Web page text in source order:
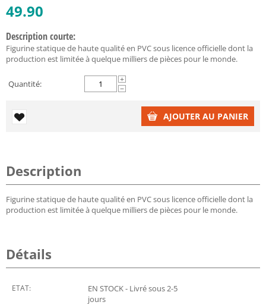
49.90
Description courte:
Figurine statique de haute qualité en PVC sous licence officielle dont la
production est limitée à quelque milliers de pièces pour le monde.
Quantité:
+
−
AJOUTER AU PANIER
Description
Figurine statique de haute qualité en PVC sous licence officielle dont la
production est limitée à quelque milliers de pièces pour le monde.
Détails
ETAT:
EN STOCK - Livré sous 2-5
jours